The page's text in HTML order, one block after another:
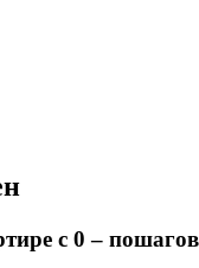
с 0 –